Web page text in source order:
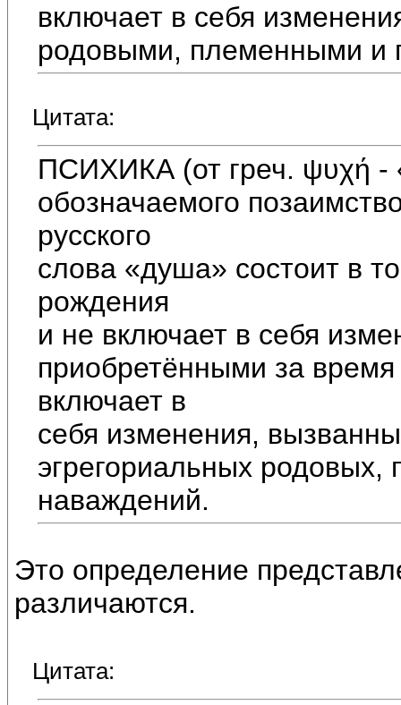
включает в себя
родовыми, племенными и
Цитата:
ПСИХИКА (от греч. ψυχή -
обозначаемого
русского
слова «душа» состоит в
рождения
и не включает в себя
приобретёнными за
включает в
себя изменения,
эгрегориальных родовых,
наваждений.
Это определение
различаются.
Цитата: